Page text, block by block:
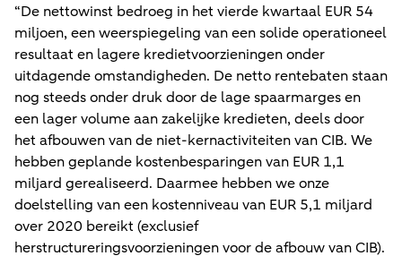
“De nettowinst bedroeg in het vierde kwartaal EUR 54
miljoen, een weerspiegeling van een solide operationeel
resultaat en lagere kredietvoorzieningen onder
uitdagende omstandigheden. De netto rentebaten staan
nog steeds onder druk door de lage spaarmarges en
een lager volume aan zakelijke kredieten, deels door
het afbouwen van de niet-kernactiviteiten van CIB. We
hebben geplande kostenbesparingen van EUR 1,1
miljard gerealiseerd. Daarmee hebben we onze
doelstelling van een kostenniveau van EUR 5,1 miljard
over 2020 bereikt (exclusief
herstructureringsvoorzieningen voor de afbouw van CIB).